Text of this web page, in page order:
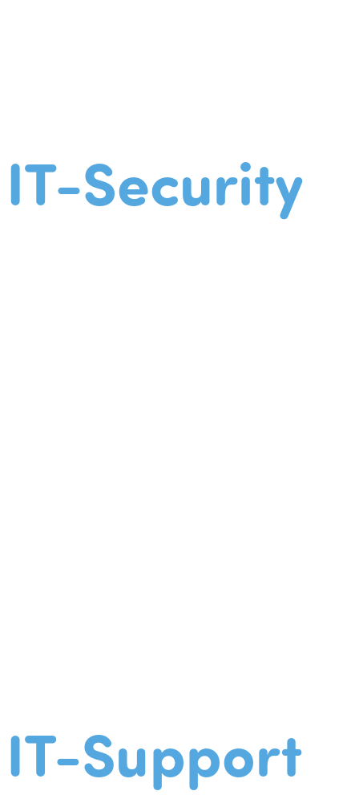
IT-Security
IT-Support